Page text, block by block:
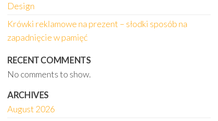
Design
Krówki reklamowe na prezent – słodki sposób na
zapadnięcie w pamięć
RECENT COMMENTS
No comments to show.
ARCHIVES
August 2026